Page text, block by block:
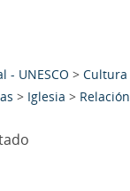
- UNESCO > Cultura
> Iglesia >